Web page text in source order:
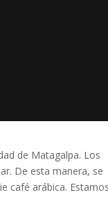
de Matagalpa. Los
De esta manera, se
café arábica.